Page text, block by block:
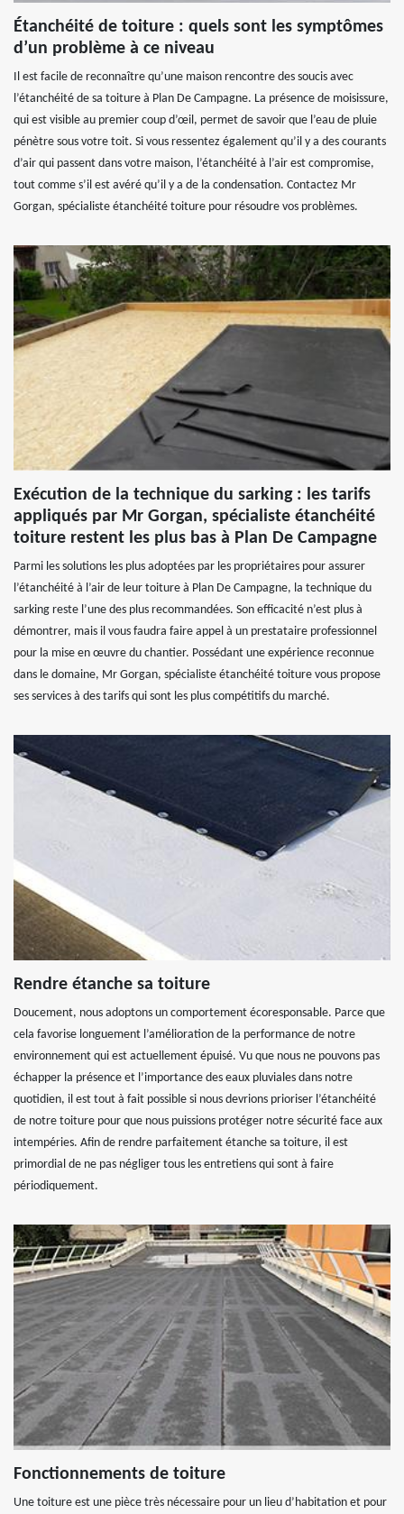
Étanchéité de toiture : quels sont les symptômes
d’un problème à ce niveau
Il est facile de reconnaître qu’une maison rencontre des soucis avec
l’étanchéité de sa toiture à Plan De Campagne. La présence de moisissure,
qui est visible au premier coup d’œil, permet de savoir que l’eau de pluie
pénètre sous votre toit. Si vous ressentez également qu’il y a des courants
d’air qui passent dans votre maison, l’étanchéité à l’air est compromise,
tout comme s’il est avéré qu’il y a de la condensation. Contactez Mr
Gorgan, spécialiste étanchéité toiture pour résoudre vos problèmes.
Exécution de la technique du sarking : les tarifs
appliqués par Mr Gorgan, spécialiste étanchéité
toiture restent les plus bas à Plan De Campagne
Parmi les solutions les plus adoptées par les propriétaires pour assurer
l’étanchéité à l’air de leur toiture à Plan De Campagne, la technique du
sarking reste l’une des plus recommandées. Son efficacité n’est plus à
démontrer, mais il vous faudra faire appel à un prestataire professionnel
pour la mise en œuvre du chantier. Possédant une expérience reconnue
dans le domaine, Mr Gorgan, spécialiste étanchéité toiture vous propose
ses services à des tarifs qui sont les plus compétitifs du marché.
Rendre étanche sa toiture
Doucement, nous adoptons un comportement écoresponsable. Parce que
cela favorise longuement l’amélioration de la performance de notre
environnement qui est actuellement épuisé. Vu que nous ne pouvons pas
échapper la présence et l’importance des eaux pluviales dans notre
quotidien, il est tout à fait possible si nous devrions prioriser l’étanchéité
de notre toiture pour que nous puissions protéger notre sécurité face aux
intempéries. Afin de rendre parfaitement étanche sa toiture, il est
primordial de ne pas négliger tous les entretiens qui sont à faire
périodiquement.
Fonctionnements de toiture
Une toiture est une pièce très nécessaire pour un lieu d’habitation et pour